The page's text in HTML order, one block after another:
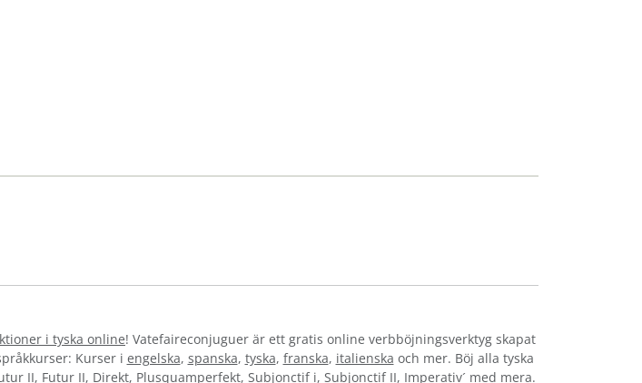
i tyska online! Vatefaireconjuguer är ett gratis online verbböjningsverktyg skapat
Kurser i engelska, spanska, tyska, franska, italienska och mer. Böj alla tyska
II, Futur II, Direkt, Plusquamperfekt, Subjonctif i, Subjonctif II, Imperativ´ med mera.